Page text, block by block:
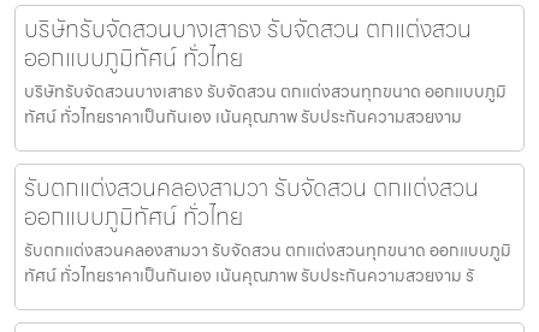
บริษัทรับจัดสวนบางเสาธง รับจัดสวน ตกแต่งสวน
ออกแบบภูมิทัศน์ ทั่วไทย
บริษัทรับจัดสวนบางเสาธง รับจัดสวน ตกแต่งสวนทุกขนาด ออกแบบภูมิ
ทัศน์ ทั่วไทยราคาเป็นกันเอง เน้นคุณภาพ รับประกันความสวยงาม
รับตกแต่งสวนคลองสามวา รับจัดสวน ตกแต่งสวน
ออกแบบภูมิทัศน์ ทั่วไทย
รับตกแต่งสวนคลองสามวา รับจัดสวน ตกแต่งสวนทุกขนาด ออกแบบภูมิ
ทัศน์ ทั่วไทยราคาเป็นกันเอง เน้นคุณภาพ รับประกันความสวยงาม รั